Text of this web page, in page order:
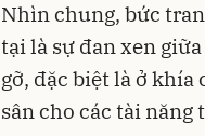
Nhìn chung, bức
tại là sự đan xen
gỡ, đặc biệt là ở khía
sân cho các tài năng